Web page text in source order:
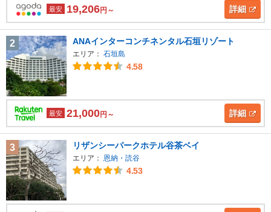
最安 19,206円～ 詳細
2 ANAインターコンチネンタル石垣リゾート
エリア： 石垣島
4.58
最安 21,000円～ 詳細
3 リザンシーパークホテル谷茶ベイ
エリア： 恩納・読谷
4.53